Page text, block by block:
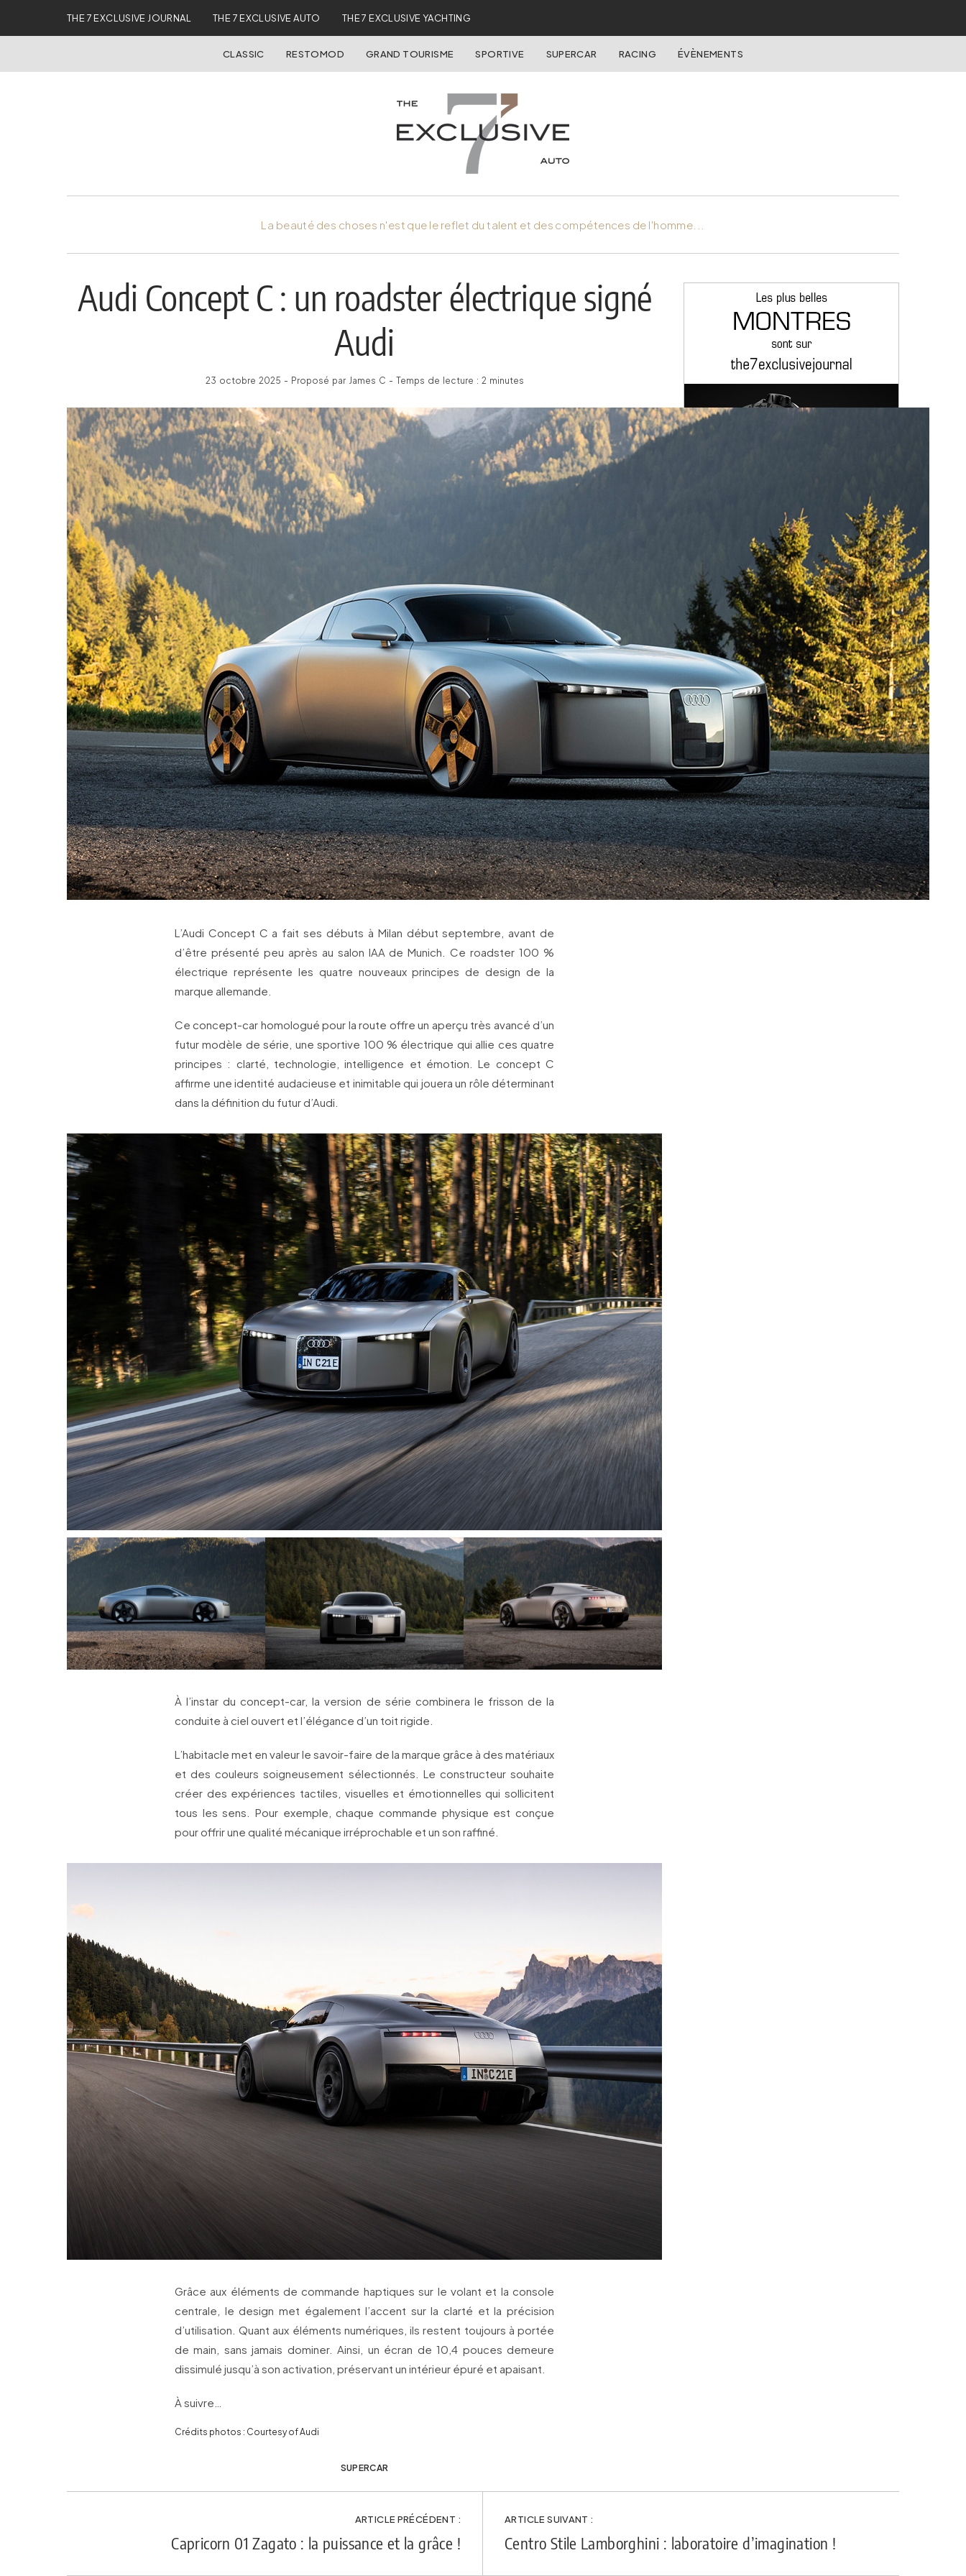
THE 7 EXCLUSIVE JOURNAL THE 7 EXCLUSIVE AUTO THE 7 EXCLUSIVE YACHTING
CLASSIC RESTOMOD GRAND TOURISME SPORTIVE SUPERCAR RACING ÉVÈNEMENTS
La beauté des choses n'est que le reflet du talent et des compétences de l'homme...
Audi Concept C : un roadster électrique signé
Audi
23 octobre 2025 - Proposé par James C - Temps de lecture : 2 minutes
L’Audi Concept C a fait ses débuts à Milan début septembre, avant de
d’être présenté peu après au salon IAA de Munich. Ce roadster 100 %
électrique représente les quatre nouveaux principes de design de la
marque allemande.
Ce concept-car homologué pour la route offre un aperçu très avancé d’un
futur modèle de série, une sportive 100 % électrique qui allie ces quatre
principes : clarté, technologie, intelligence et émotion. Le concept C
affirme une identité audacieuse et inimitable qui jouera un rôle déterminant
dans la définition du futur d’Audi.
À l’instar du concept-car, la version de série combinera le frisson de la
conduite à ciel ouvert et l’élégance d’un toit rigide.
L’habitacle met en valeur le savoir-faire de la marque grâce à des matériaux
et des couleurs soigneusement sélectionnés. Le constructeur souhaite
créer des expériences tactiles, visuelles et émotionnelles qui sollicitent
tous les sens. Pour exemple, chaque commande physique est conçue
pour offrir une qualité mécanique irréprochable et un son raffiné.
Grâce aux éléments de commande haptiques sur le volant et la console
centrale, le design met également l’accent sur la clarté et la précision
d’utilisation. Quant aux éléments numériques, ils restent toujours à portée
de main, sans jamais dominer. Ainsi, un écran de 10,4 pouces demeure
dissimulé jusqu’à son activation, préservant un intérieur épuré et apaisant.
À suivre…
Crédits photos : Courtesy of Audi
SUPERCAR
ARTICLE PRÉCÉDENT :
Capricorn 01 Zagato : la puissance et la grâce !
ARTICLE SUIVANT :
Centro Stile Lamborghini : laboratoire d’imagination !